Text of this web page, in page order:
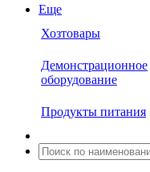
Еще
Хозтовары
Демонстрационное
оборудование
Продукты питания